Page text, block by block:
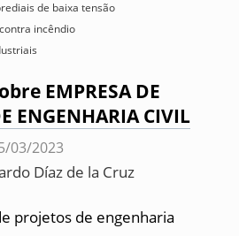
de baixa tensão
incêndio
EMPRESA DE
ENGENHARIA CIVIL
03/2023
Díaz de la Cruz
projetos de engenharia